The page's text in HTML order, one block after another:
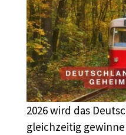
2026 wird das
gleichzeitig